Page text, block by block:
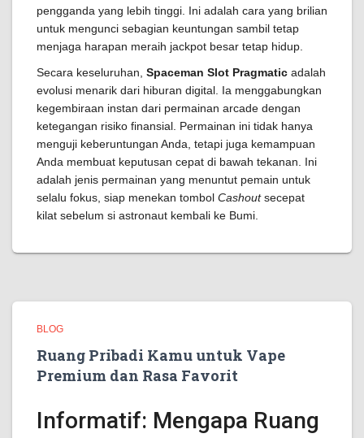
pengganda yang lebih tinggi. Ini adalah cara yang brilian
untuk mengunci sebagian keuntungan sambil tetap
menjaga harapan meraih jackpot besar tetap hidup.
Secara keseluruhan, Spaceman Slot Pragmatic adalah
evolusi menarik dari hiburan digital. Ia menggabungkan
kegembiraan instan dari permainan arcade dengan
ketegangan risiko finansial. Permainan ini tidak hanya
menguji keberuntungan Anda, tetapi juga kemampuan
Anda membuat keputusan cepat di bawah tekanan. Ini
adalah jenis permainan yang menuntut pemain untuk
selalu fokus, siap menekan tombol Cashoutsecepat
kilat sebelum si astronaut kembali ke Bumi.
BLOG
Ruang Pribadi Kamu untuk Vape
Premium dan Rasa Favorit
Informatif: Mengapa Ruang